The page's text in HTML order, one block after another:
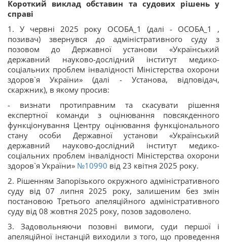
Короткий виклад обставин та судових рішень у
справі
1. У червні 2025 року ОСОБА_1 (далі - ОСОБА_1 ,
позивач) звернувся до адміністративного суду з
позовом до Державної установи «Український
державний науково-дослідний інститут медико-
соціальних проблем інвалідності Міністерства охорони
здоров`я України» (далі - Установа, відповідач,
скаржник), в якому просив:
- визнати протиправним та скасувати рішення
експертної команди з оцінювання повсякденного
функціонування Центру оцінювання функціонального
стану особи Державної установи «Український
державний науково-дослідний інститут медико-
соціальних проблем інвалідності Міністерства охорони
здоров`я України» №10990 від 23 квітня 2025 року.
2. Рішенням Запорізького окружного адміністративного
суду від 07 липня 2025 року, залишеним без змін
постановою Третього апеляційного адміністративного
суду від 08 жовтня 2025 року, позов задоволено.
3. Задовольняючи позовні вимоги, суди першої і
апеляційної інстанцій виходили з того, що проведення